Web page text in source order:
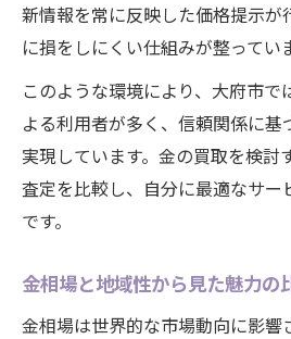
新情報を常に反映した価格提示が
に損をしにくい仕組みが整ってい
このような環境により、大府市で
よる利用者が多く、信頼関係に基
実現しています。金の買取を検討
査定を比較し、自分に最適なサー
です。
金相場と地域性から見た魅力の
金相場は世界的な市場動向に影響